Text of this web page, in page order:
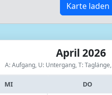
Karte laden
April 2026
A: Aufgang, U: Untergang, T: Taglänge,
MI DO